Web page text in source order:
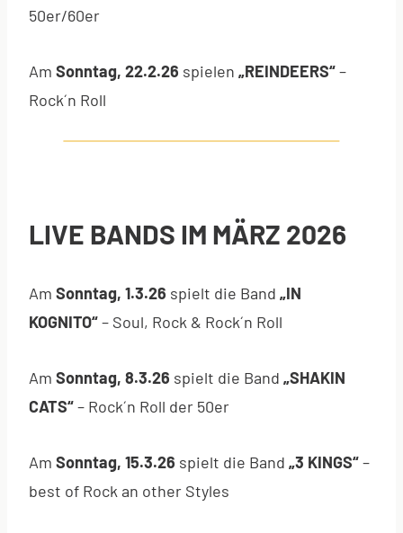
50er/60er
Am Sonntag, 22.2.26 spielen „REINDEERS“–
Rock´n Roll
LIVE BANDS IM MÄRZ 2026
Am Sonntag, 1.3.26 spielt die Band „IN
KOGNITO“– Soul, Rock & Rock´n Roll
Am Sonntag, 8.3.26 spielt die Band „SHAKIN
CATS“– Rock´n Roll der 50er
Am Sonntag, 15.3.26 spielt die Band „3 KINGS“–
best of Rock an other Styles